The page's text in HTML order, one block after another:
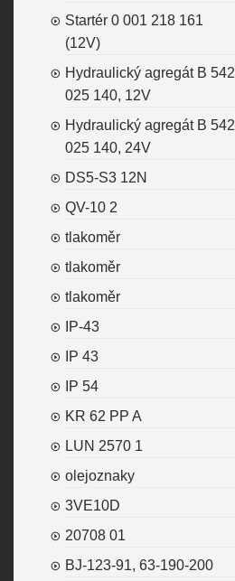
Startér 0 001 218 161
(12V)
Hydraulický agregát B 542
025 140, 12V
Hydraulický agregát B 542
025 140, 24V
DS5-S3 12N
QV-10 2
tlakoměr
tlakoměr
tlakoměr
IP-43
IP 43
IP 54
KR 62 PP A
LUN 2570 1
olejoznaky
3VE10D
20708 01
BJ-123-91, 63-190-200